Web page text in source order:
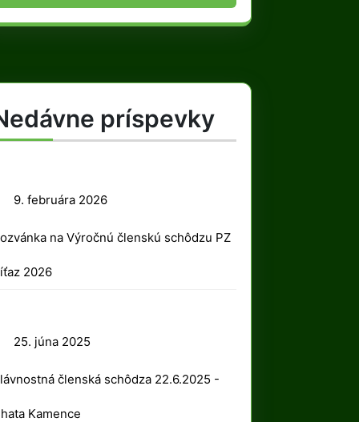
príspevky
9. februára 20269.
februára
na Výročnú členskú schôdzu PZ
2026
25. júna 2025
júna
členská schôdza 22.6.2025 -
Kamence